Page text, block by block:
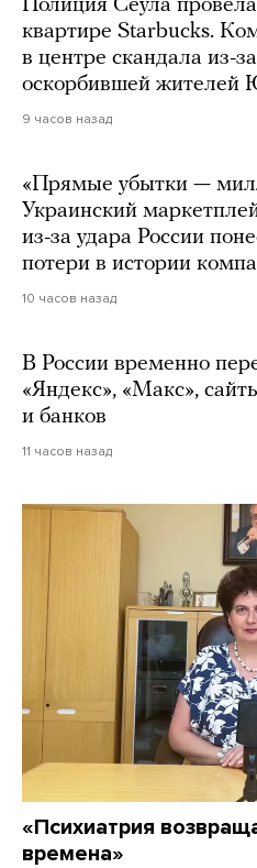
Полиция Сеула
квартире Starbucks.
в центре скандала из-
оскорбившей жителей
9 часов назад
«Прямые убытки —
Украинский
из-за удара России
потери в истории
10 часов назад
В России временно
«Яндекс», «Макс»,
и банков
11 часов назад
«Психиатрия
времена»